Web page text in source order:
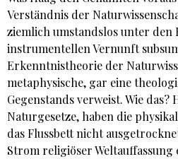
Verständnis der
ziemlich umstandslos unter den
instrumentellen Vernunft
Erkenntnistheorie der
metaphysische, gar eine
Gegenstands verweist. Wie das?
Naturgesetze, haben die
das Flussbett nicht
Strom religiöser Weltauffassung